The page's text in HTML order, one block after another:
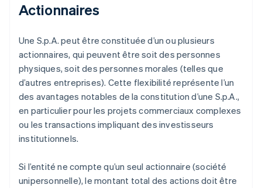
Actionnaires
Une S.p.A. peut être constituée d’un ou plusieurs
actionnaires, qui peuvent être soit des personnes
physiques, soit des personnes morales (telles que
d’autres entreprises). Cette flexibilité représente l’un
des avantages notables de la constitution d’une S.p.A.,
en particulier pour les projets commerciaux complexes
ou les transactions impliquant des investisseurs
institutionnels.
Si l’entité ne compte qu’un seul actionnaire (société
unipersonnelle), le montant total des actions doit être